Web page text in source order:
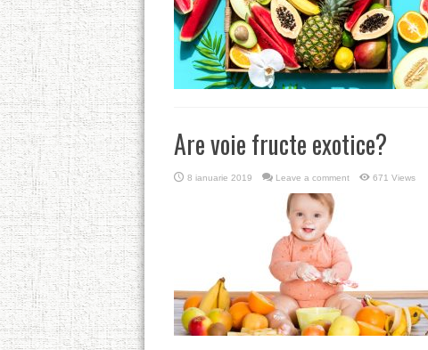
Are voie fructe exotice?
8 ianuarie 2019 Leave a comment 671 Views